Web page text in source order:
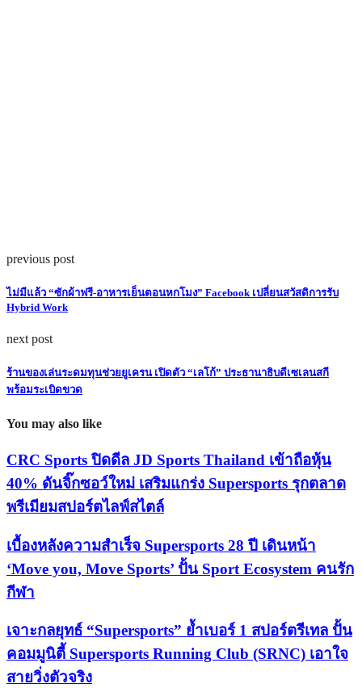
previous post
ไม่มีแล้ว “ซักผ้าฟรี-อาหารเย็นตอนหกโมง” Facebook เปลี่ยนสวัสดิการรับ
Hybrid Work
next post
ร้านของเล่นระดมทุนช่วยยูเครน เปิดตัว “เลโก้” ประธานาธิบดีเซเลนสกี
พร้อมระเบิดขวด
You may also like
CRC Sports ปิดดีล JD Sports Thailand เข้าถือหุ้น
40% ดันจิ๊กซอว์ใหม่ เสริมแกร่ง Supersports รุกตลาด
พรีเมียมสปอร์ตไลฟ์สไตล์
เบื้องหลังความสำเร็จ Supersports 28 ปี เดินหน้า
‘Move you, Move Sports’ ปั้น Sport Ecosystem คนรัก
กีฬา
เจาะกลยุทธ์ “Supersports” ย้ำเบอร์ 1 สปอร์ตรีเทล ปั้น
คอมมูนิตี้ Supersports Running Club (SRNC) เอาใจ
สายวิ่งตัวจริง